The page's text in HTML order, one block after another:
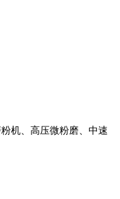
机、高压微粉磨、中速